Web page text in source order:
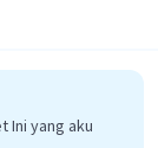
Ini yang aku